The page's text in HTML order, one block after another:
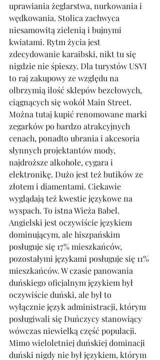
uprawiania żeglarstwa, nurkowania i
wędkowania. Stolica zachwyca
niesamowitą zielenią i bujnymi
kwiatami. Rytm życia jest
zdecydowanie karaibski, nikt tu się
nigdzie nie śpieszy. Dla turystów USVI
to raj zakupowy ze względu na
olbrzymią ilość sklepów bezcłowych,
ciągnących się wokół Main Street.
Można tutaj kupić renomowane marki
zegarków po bardzo atrakcyjnych
cenach, ponadto ubrania i akcesoria
słynnych projektantów mody,
najdroższe alkohole, cygara i
elektronikę. Dużo jest też butików ze
złotem i diamentami. Ciekawie
wyglądają też kwestie językowe na
wyspach. To istna Wieża Babel.
Angielski jest oczywiście językiem
dominującym, ale hiszpańskim
posługuje się 17% mieszkańców,
pozostałymi językami posługuje się 11%
mieszkańców. W czasie panowania
duńskiego oficjalnym językiem był
oczywiście duński, ale był to
wyłącznie język administracji, którym
posługiwali się Duńczycy stanowiący
wówczas niewielką część populacji.
Mimo wieloletniej duńskiej dominacji
duński nigdy nie był językiem, którym